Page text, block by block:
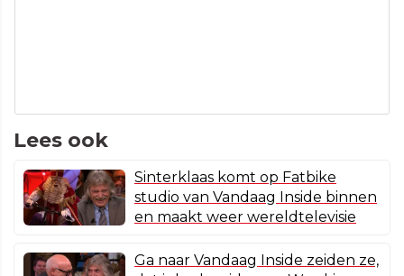
Lees ook
Sinterklaas komt op Fatbike
studio van Vandaag Inside binnen
en maakt weer wereldtelevisie
Ga naar Vandaag Inside zeiden ze,